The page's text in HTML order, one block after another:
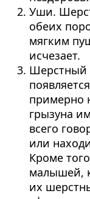
Уши.
обеих
мягким
исчезает.
Шерстный
примерно
грызуна
всего
или
Кроме
малышей,
их